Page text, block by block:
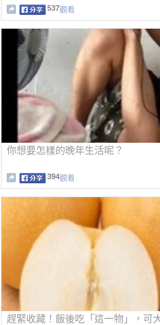
537觀看
你想要怎樣的晚年生活呢？
394觀看
趕緊收藏！飯後吃「這一物」，可